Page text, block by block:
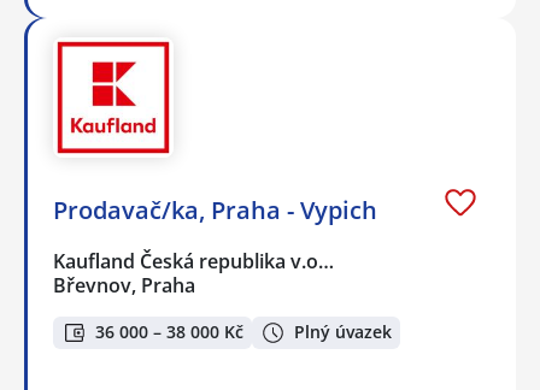
Prodavač/ka, Praha - Vypich
Kaufland Česká republika v.o…
Břevnov, Praha
36 000 – 38 000 Kč Plný úvazek